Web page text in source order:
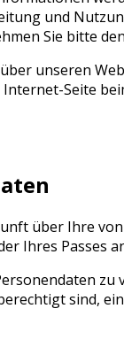
und
Sie bitte
unseren
Seite
über Ihre
Ihres Passes
sind,